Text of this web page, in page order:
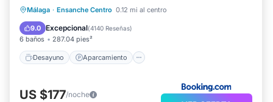
Málaga · Ensanche Centro 0.12 mi al centro
9.0 Excepcional(4140 Reseñas)
6 baños 287.04 pies²
Desayuno Aparcamiento
Desayuno
Aparcamiento
Balcón/Terraza
US $177/noche